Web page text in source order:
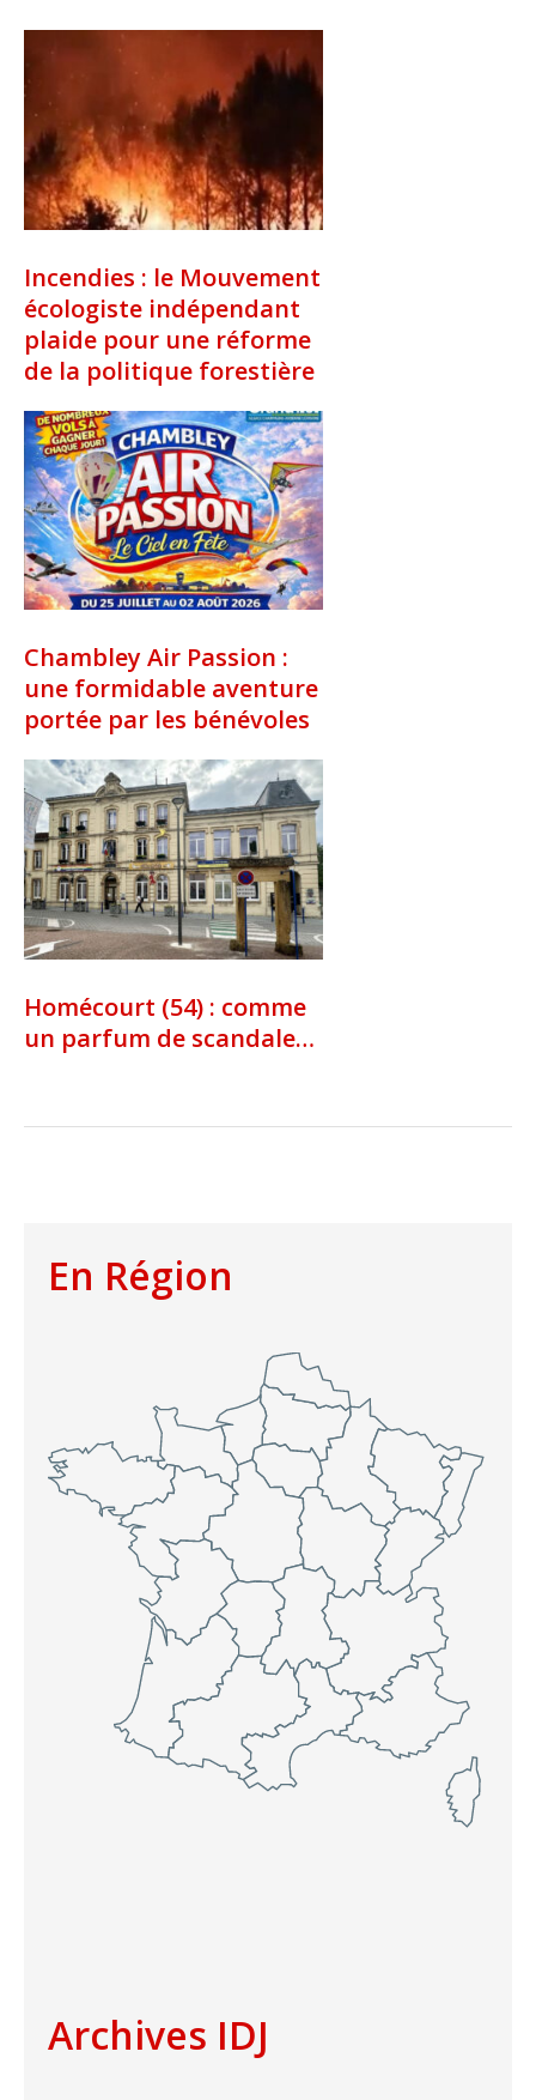
Incendies : le Mouvement
écologiste indépendant
plaide pour une réforme
de la politique forestière
Chambley Air Passion :
une formidable aventure
portée par les bénévoles
Homécourt (54) : comme
un parfum de scandale…
En Région
Archives IDJ